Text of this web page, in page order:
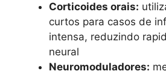
Corticoides orais:
curtos para casos de
intensa, reduzindo
neural
Neuromoduladores: